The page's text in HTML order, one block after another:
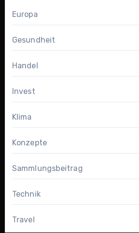
Europa
Gesundheit
Handel
Invest
Klima
Konzepte
Sammlungsbeitrag
Technik
Travel